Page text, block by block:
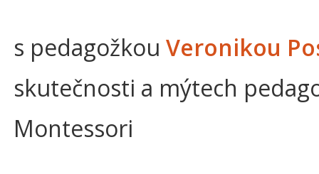
s pedagožkou Veronikou
skutečnosti a mýtech
Montessori